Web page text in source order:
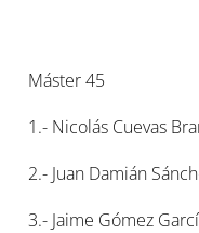
Máster 45
1.- Nicolás Cuevas
2.- Juan Damián
3.- Jaime Gómez